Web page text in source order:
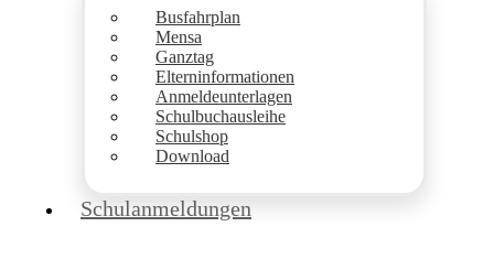
Busfahrplan
Mensa
Ganztag
Elterninformationen
Anmeldeunterlagen
Schulbuchausleihe
Schulshop
Download
Schulanmeldungen